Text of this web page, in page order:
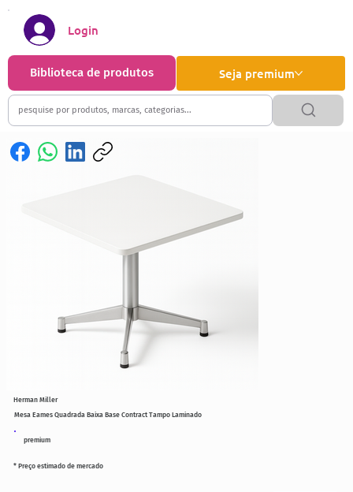
Seja premium
Biblioteca de produtos
Login
premium
Mesa Eames Quadrada Baixa Base Contract Tampo Laminado
* Preço estimado de mercado
Herman Miller